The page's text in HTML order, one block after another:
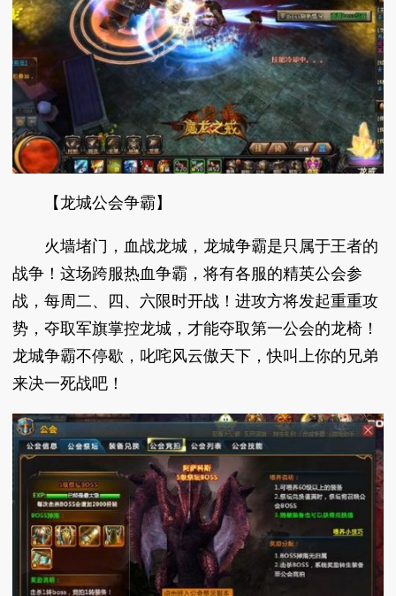
【龙城公会争霸】
火墙堵门，血战龙城，龙城争霸是只属于王者的
战争！这场跨服热血争霸，将有各服的精英公会参
战，每周二、四、六限时开战！进攻方将发起重重攻
势，夺取军旗掌控龙城，才能夺取第一公会的龙椅！
龙城争霸不停歇，叱咤风云傲天下，快叫上你的兄弟
来决一死战吧！